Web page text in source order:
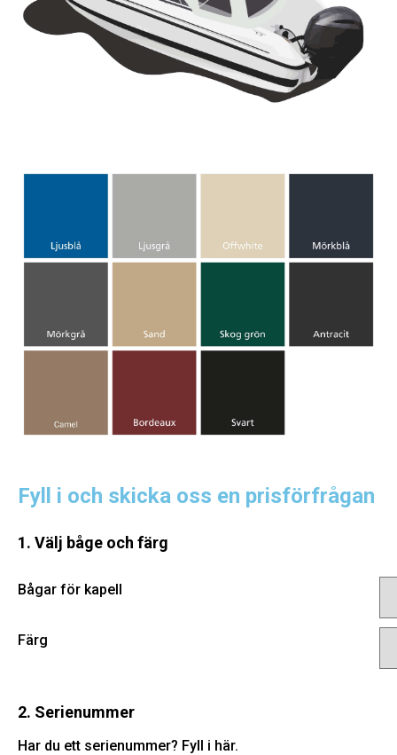
Fyll i och skicka oss en prisförfrågan
1. Välj båge och färg
Bågar för kapell
Färg
2. Serienummer
Har du ett serienummer? Fyll i här.